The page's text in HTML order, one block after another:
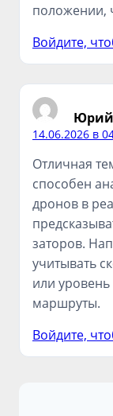
положении,
Войдите,
Юрий
14.06.2026 в
Отличная
способен
дронов в
заторов.
учитывать
или
маршруты.
Войдите,